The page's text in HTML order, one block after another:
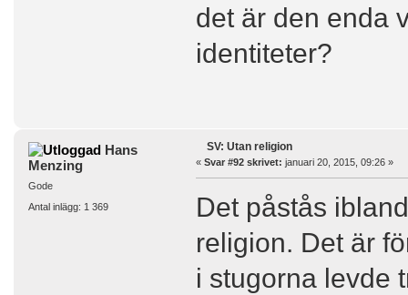
det är den enda
identiteter?
Hans
Menzing
Gode
Antal inlägg: 1 369
SV: Utan religion
« Svar #92 skrivet: januari 20, 2015, 09:26 »
Det påstås
religion. Det är
i stugorna levde